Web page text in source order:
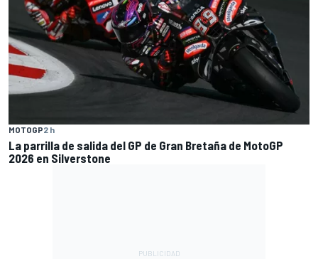
MOTOGP2 h
La parrilla de salida del GP de Gran Bretaña de MotoGP
2026 en Silverstone